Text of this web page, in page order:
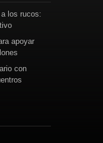
los rucos:
apoyar
con